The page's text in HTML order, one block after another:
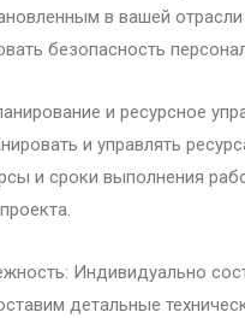
в вашей
безопасность
и ресурсное
и управлять
и сроки выполнения
Индивидуально
детальные